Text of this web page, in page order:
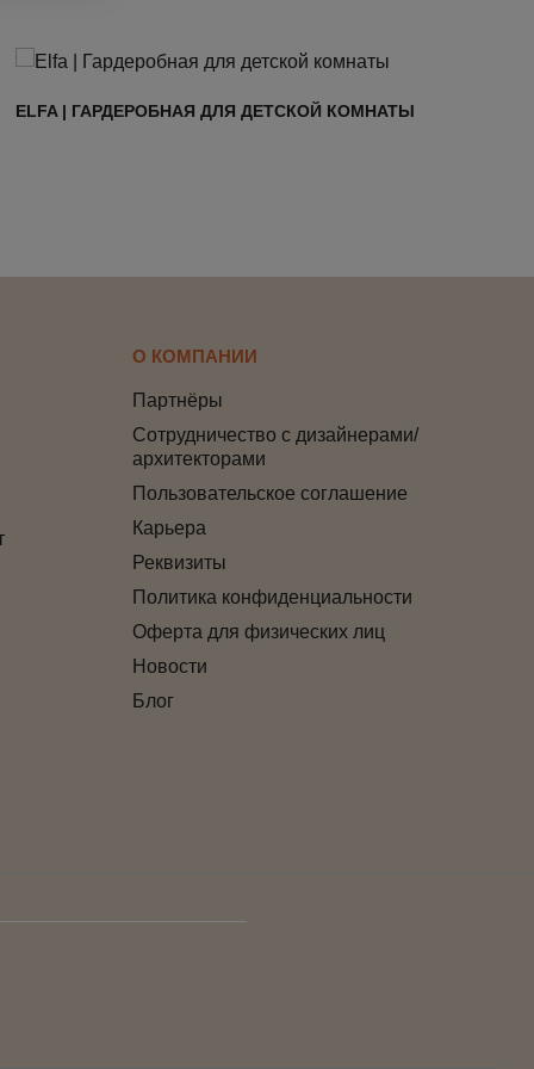
ELFA | ГАРДЕРОБНАЯ ДЛЯ ДЕТСКОЙ КОМНАТЫ
О КОМПАНИИ
Партнёры
Сотрудничество с дизайнерами/
архитекторами
Пользовательское соглашение
Карьера
Реквизиты
Политика конфиденциальности
Оферта для физических лиц
Новости
Блог